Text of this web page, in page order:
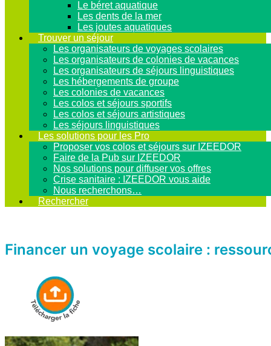
Le béret aquatique
Les dents de la mer
Les joutes aquatiques
Trouver un séjour
Les organisateurs de voyages scolaires
Les organisateurs de colonies de vacances
Les organisateurs de séjours linguistiques
Les hébergements de groupe
Les colonies de vacances
Les colos et séjours sportifs
Les colos et séjours artistiques
Les séjours linguistiques
Les solutions pour les Pro
Proposer vos colos et séjours sur IZEEDOR
Faire de la Pub sur IZEEDOR
Nos solutions pour diffuser vos offres
Crise sanitaire : IZEEDOR vous aide
Nous recherchons…
Rechercher
Financer un voyage scolaire :